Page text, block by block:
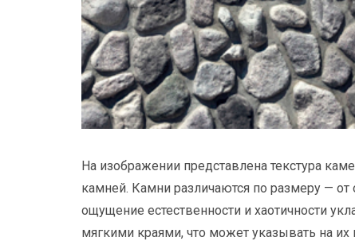
На изображении представлена текстура
камней. Камни различаются по размеру —
ощущение естественности и хаотичности
мягкими краями, что может указывать на